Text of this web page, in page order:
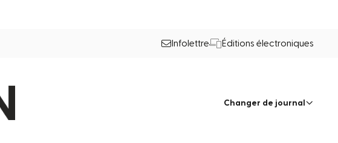
Infolettre Éditions électroniques
Changer de journal